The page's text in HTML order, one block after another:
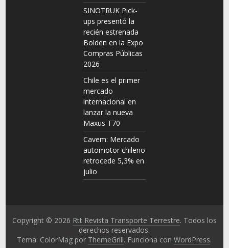
SINOTRUK Pick-
ups presentó la
recién estrenada
Bolden en la Expo
Compras Públicas
2026
Chile es el primer
mercado
internacional en
lanzar la nueva
Maxus T70
Cavem: Mercado
automotor chileno
retrocede 5,3% en
julio
Copyright © 2026 Rtt Revista Transporte Terrestre. Todos los
derechos reservados.
Tema: ColorMag por ThemeGrill. Funciona conWordPress.